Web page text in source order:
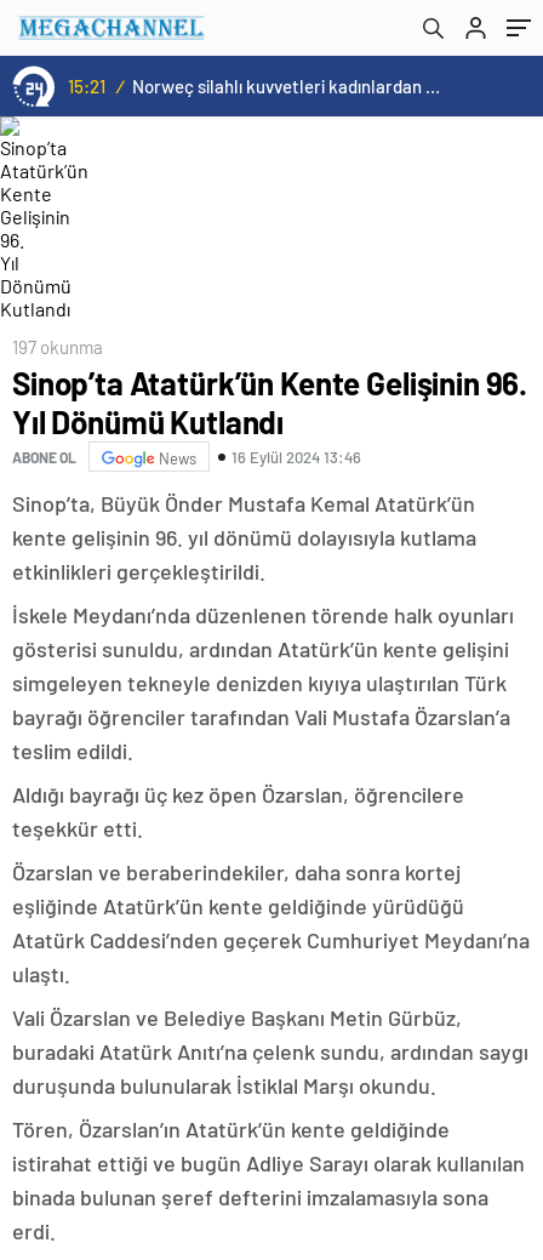
15:21 / Norweç silahlı kuvvetleri kadınlardan oluşan özel kuvvetler eğitimlerini başlattı.
197 okunma
Sinop’ta Atatürk’ün Kente Gelişinin 96.
Yıl Dönümü Kutlandı
ABONE OL News 16 Eylül 2024 13:46
Sinop’ta, Büyük Önder Mustafa Kemal Atatürk’ün
kente gelişinin 96. yıl dönümü dolayısıyla kutlama
etkinlikleri gerçekleştirildi.
İskele Meydanı’nda düzenlenen törende halk oyunları
gösterisi sunuldu, ardından Atatürk’ün kente gelişini
simgeleyen tekneyle denizden kıyıya ulaştırılan Türk
bayrağı öğrenciler tarafından Vali Mustafa Özarslan’a
teslim edildi.
Aldığı bayrağı üç kez öpen Özarslan, öğrencilere
teşekkür etti.
Özarslan ve beraberindekiler, daha sonra kortej
eşliğinde Atatürk’ün kente geldiğinde yürüdüğü
Atatürk Caddesi’nden geçerek Cumhuriyet Meydanı’na
ulaştı.
Vali Özarslan ve Belediye Başkanı Metin Gürbüz,
buradaki Atatürk Anıtı’na çelenk sundu, ardından saygı
duruşunda bulunularak İstiklal Marşı okundu.
Tören, Özarslan’ın Atatürk’ün kente geldiğinde
istirahat ettiği ve bugün Adliye Sarayı olarak kullanılan
binada bulunan şeref defterini imzalamasıyla sona
erdi.